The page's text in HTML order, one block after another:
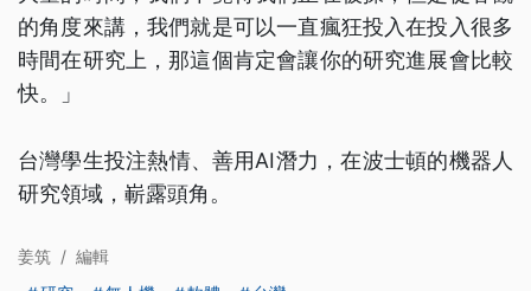
的角度來講，我們就是可以一直瘋狂投入在投入很多
時間在研究上，那這個肯定會讓你的研究進展會比較
快。」
台灣學生投注熱情、善用AI潛力，在波士頓的機器人
研究領域，嶄露頭角。
姜筑 / 編輯